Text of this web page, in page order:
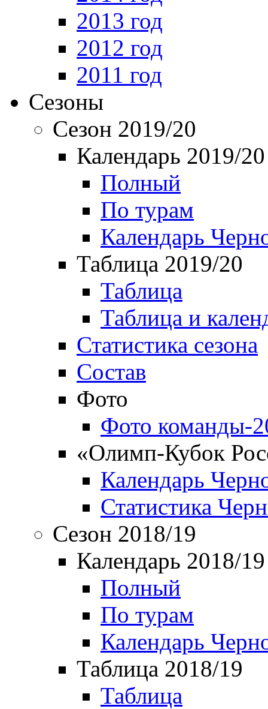
2013 год
2012 год
2011 год
Сезоны
Сезон 2019/20
Календарь 2019/20
Полный
По турам
Календарь
Таблица 2019/20
Таблица
Таблица и
Статистика сезона
Состав
Фото
Фото команды-
«Олимп-Кубок
Календарь
Статистика
Сезон 2018/19
Календарь 2018/19
Полный
По турам
Календарь
Таблица 2018/19
Таблица